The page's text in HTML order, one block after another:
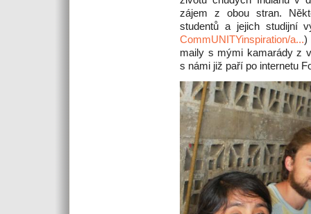
zájem z obou stran.
studentů a jejich studijní
CommUNITYinspiration/a...)
maily s mými kamarády z
s námi již paří po internetu